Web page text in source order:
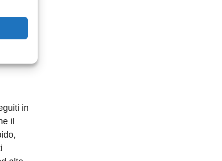
in
vita
tutta
in
il